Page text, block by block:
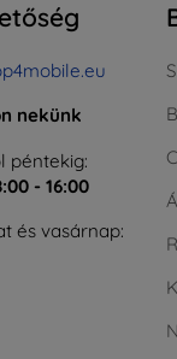
nekünk
péntekig:
- 16:00
és vasárnap: